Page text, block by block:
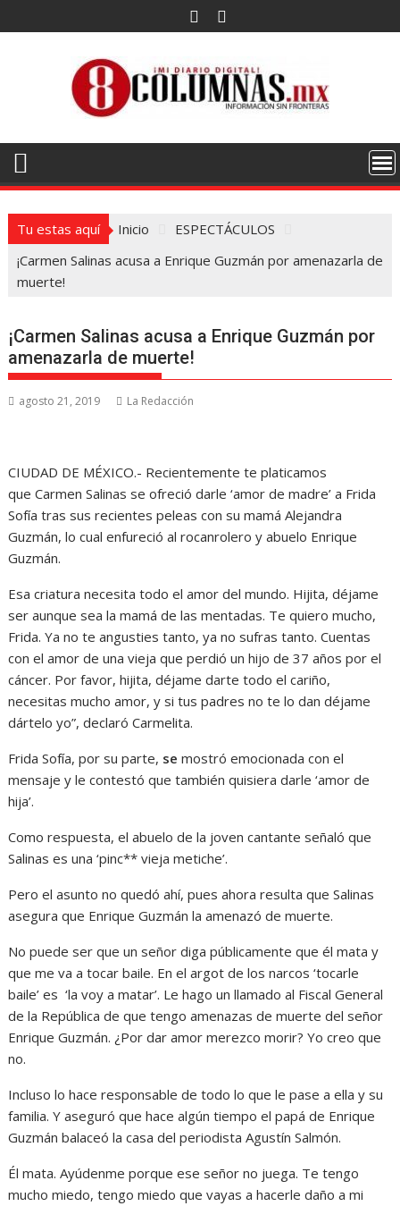
al
Tu estas aquí Inicio
ESPECTÁCULOS
¡Carmen Salinas acusa a Enrique Guzmán por amenazarla de
muerte!
¡Carmen Salinas acusa a Enrique Guzmán por
amenazarla de muerte!
agosto 21, 2019 La Redacción
CIUDAD DE MÉXICO.- Recientemente te platicamos
que Carmen Salinas se ofreció darle ‘amor de madre’ a Frida
Sofía tras sus recientes peleas con su mamá Alejandra
Guzmán, lo cual enfureció al rocanrolero y abuelo Enrique
Guzmán.
Esa criatura necesita todo el amor del mundo. Hijita, déjame
ser aunque sea la mamá de las mentadas. Te quiero mucho,
Frida. Ya no te angusties tanto, ya no sufras tanto. Cuentas
con el amor de una vieja que perdió un hijo de 37 años por el
cáncer. Por favor, hijita, déjame darte todo el cariño,
necesitas mucho amor, y si tus padres no te lo dan déjame
dártelo yo”, declaró Carmelita.
Frida Sofía, por su parte, semostró emocionada con el
mensaje y le contestó que también quisiera darle ‘amor de
hija’.
Como respuesta, el abuelo de la joven cantante señaló que
Salinas es una ‘pinc** vieja metiche’.
Pero el asunto no quedó ahí, pues ahora resulta que Salinas
asegura que Enrique Guzmán la amenazó de muerte.
No puede ser que un señor diga públicamente que él mata y
que me va a tocar baile. En el argot de los narcos ‘tocarle
baile’ es ‘la voy a matar’. Le hago un llamado al Fiscal General
de la República de que tengo amenazas de muerte del señor
Enrique Guzmán. ¿Por dar amor merezco morir? Yo creo que
no.
Incluso lo hace responsable de todo lo que le pase a ella y su
familia. Y aseguró que hace algún tiempo el papá de Enrique
Guzmán balaceó la casa del periodista Agustín Salmón.
Él mata. Ayúdenme porque ese señor no juega. Te tengo
mucho miedo, tengo miedo que vayas a hacerle daño a mi